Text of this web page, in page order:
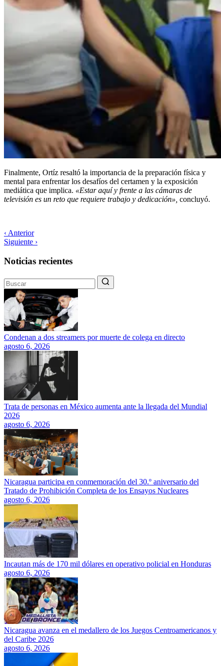
Finalmente, Ortíz resaltó la importancia de la preparación física y
mental para enfrentar los desafíos del certamen y la exposición
mediática que implica. «Estar aquí y frente a las cámaras de
televisión es un reto que requiere trabajo y dedicación», concluyó.
‹ Anterior
Siguiente ›
Noticias recientes
Condenan a dos streamers por muerte de colega en directo
agosto 6, 2026
Trata de personas en México aumenta ante la llegada del Mundial
2026
agosto 6, 2026
Nicaragua participa en conmemoración del 30.º aniversario del
Tratado de Prohibición Completa de los Ensayos Nucleares
agosto 6, 2026
Incautan más de 170 mil dólares en operativo policial en Honduras
agosto 6, 2026
Nicaragua avanza en el medallero de los Juegos Centroamericanos y
del Caribe 2026
agosto 6, 2026